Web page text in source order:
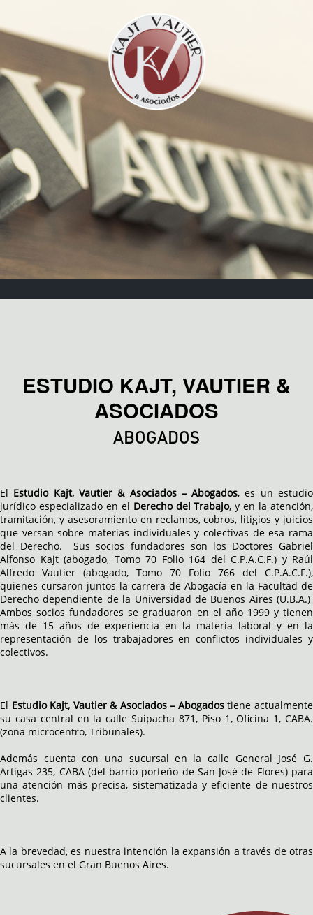
ESTUDIO KAJT, VAUTIER &
ASOCIADOS
ABOGADOS
El Estudio Kajt, Vautier & Asociados – Abogados, es un estudio
jurídico especializado en el Derecho del Trabajo, y en la atención,
tramitación, y asesoramiento en reclamos, cobros, litigios y juicios
que versan sobre materias individuales y colectivas de esa rama
del Derecho. Sus socios fundadores son los Doctores Gabriel
Alfonso Kajt (abogado, Tomo 70 Folio 164 del C.P.A.C.F.) y Raúl
Alfredo Vautier (abogado, Tomo 70 Folio 766 del C.P.A.C.F.),
quienes cursaron juntos la carrera de Abogacía en la Facultad de
Derecho dependiente de la Universidad de Buenos Aires (U.B.A.)
Ambos socios fundadores se graduaron en el año 1999 y tienen
más de 15 años de experiencia en la materia laboral y en la
representación de los trabajadores en conflictos individuales y
colectivos.
El Estudio Kajt, Vautier & Asociados – Abogadostiene actualmente
su casa central en la calle Suipacha 871, Piso 1, Oficina 1, CABA.
(zona microcentro, Tribunales).
Además cuenta con una sucursal en la calle General José G.
Artigas 235, CABA (del barrio porteño de San José de Flores) para
una atención más precisa, sistematizada y eficiente de nuestros
clientes.
A la brevedad, es nuestra intención la expansión a través de otras
sucursales en el Gran Buenos Aires.